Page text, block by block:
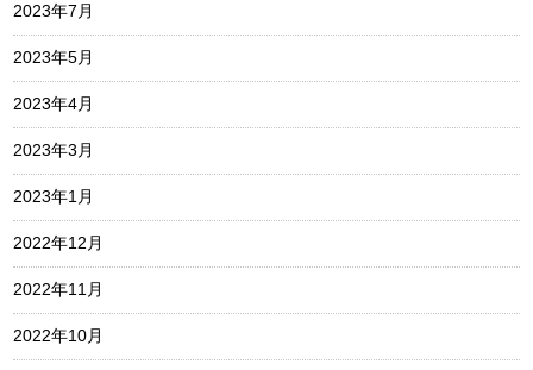
2023年7月
2023年5月
2023年4月
2023年3月
2023年1月
2022年12月
2022年11月
2022年10月